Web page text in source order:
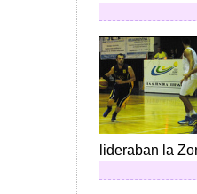
lideraban la